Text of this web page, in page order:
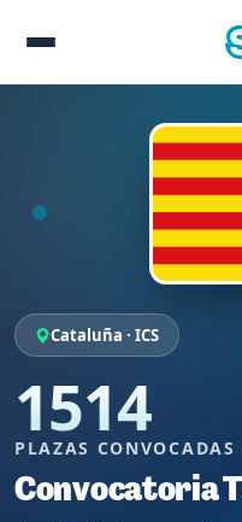
Cataluña · ICS
1514
PLAZAS CONVOCADAS
Convocatoria